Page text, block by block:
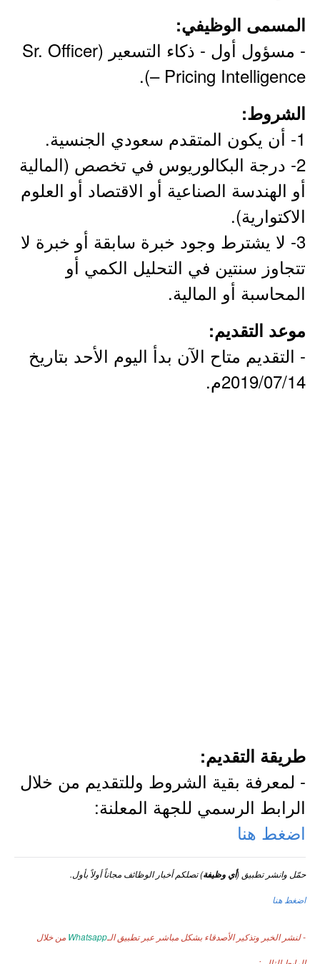
المسمى الوظيفي:
- مسؤول أول - ذكاء التسعير (Sr. Officer
– Pricing Intelligence).
الشروط:
1- أن يكون المتقدم سعودي الجنسية.
2- درجة البكالوريوس في تخصص (المالية
أو الهندسة الصناعية أو الاقتصاد أو العلوم
الاكتوارية).
3- لا يشترط وجود خبرة سابقة أو خبرة لا
تتجاوز سنتين في التحليل الكمي أو
المحاسبة أو المالية.
موعد التقديم:
- التقديم متاح الآن بدأ اليوم الأحد بتاريخ
2019/07/14م.
طريقة التقديم:
- لمعرفة بقية الشروط وللتقديم من خلال
الرابط الرسمي للجهة المعلنة:
اضغط هنا
حمّل وانشر تطبيق (أي وظيفة) تصلكم أخبار الوظائف مجاناً أولاً بأول.
اضغط هنا
- لنشر الخبر وتذكير الأصدقاء بشكل مباشر عبر تطبيق الـ Whatsapp من خلال